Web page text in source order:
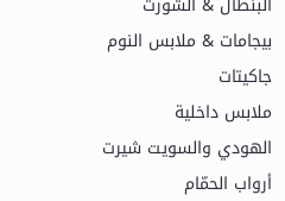
بيجامات & ملابس النوم
جاكيتات
ملابس داخلية
الهودي والسويت شيرت
أرواب الحمّام